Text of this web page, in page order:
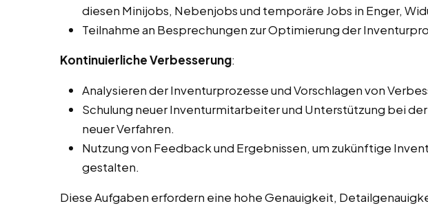
diesen Minijobs, Nebenjobs und temporäre Jobs in Enger,
Teilnahme an Besprechungen zur Optimierung der
Kontinuierliche Verbesserung:
Analysieren der Inventurprozesse und Vorschlagen von
Schulung neuer Inventurmitarbeiter und Unterstützung bei
neuer Verfahren.
Nutzung von Feedback und Ergebnissen, um zukünftige
gestalten.
Diese Aufgaben erfordern eine hohe Genauigkeit,